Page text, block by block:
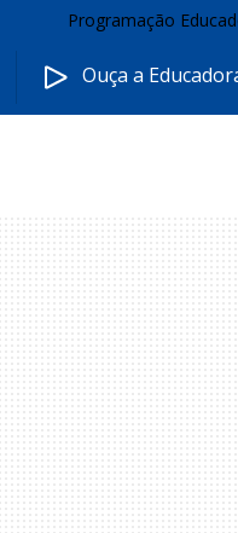
Programação
Ouça a